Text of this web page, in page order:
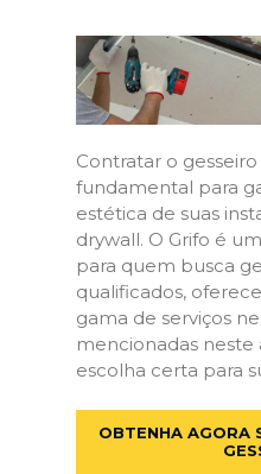
Contratar o
fundamental para
estética de suas
drywall. O Grifo é
para quem busca
qualificados,
gama de serviços
mencionadas neste
escolha certa para
OBTENHA AGORA